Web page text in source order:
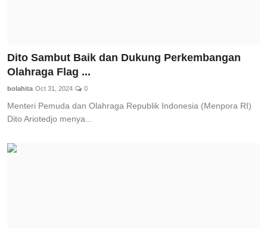
Dito Sambut Baik dan Dukung Perkembangan
Olahraga Flag ...
bolahita Oct 31, 2024 0
Menteri Pemuda dan Olahraga Republik Indonesia (Menpora RI)
Dito Ariotedjo menya...